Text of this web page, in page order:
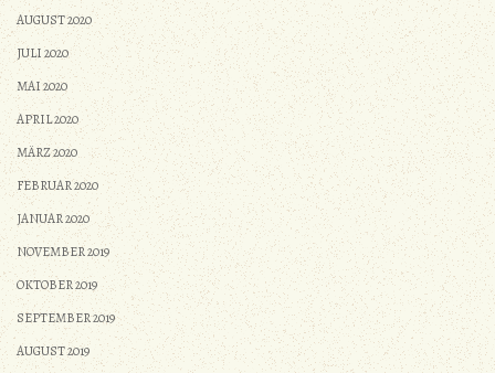
AUGUST 2020
JULI 2020
MAI 2020
APRIL 2020
MÄRZ 2020
FEBRUAR 2020
JANUAR 2020
NOVEMBER 2019
OKTOBER 2019
SEPTEMBER 2019
AUGUST 2019